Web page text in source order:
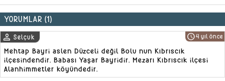
YORUMLAR (1)
schedule4 yıl önce
person Selçuk
Mehtap Bayri aslen Düzceli değil Bolu nun Kıbrıscık
ilçesindendir. Babası Yaşar Bayridir. Mezarı Kıbrıscık ilçesi
Alanhimmetler köyündedir.